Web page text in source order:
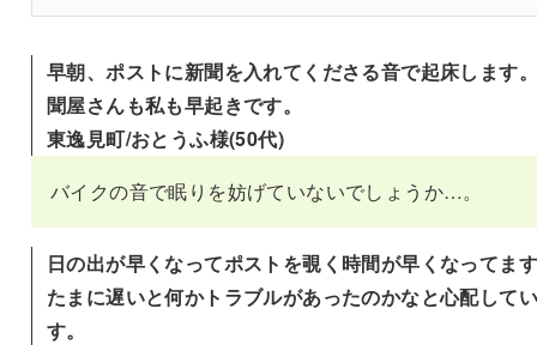
早朝、ポストに新聞を入れてくださる音で起床します
聞屋さんも私も早起きです。
東逸見町/おとうふ様(50代)
バイクの音で眠りを妨げていないでしょうか…。
日の出が早くなってポストを覗く時間が早くなってま
たまに遅いと何かトラブルがあったのかなと心配して
す。